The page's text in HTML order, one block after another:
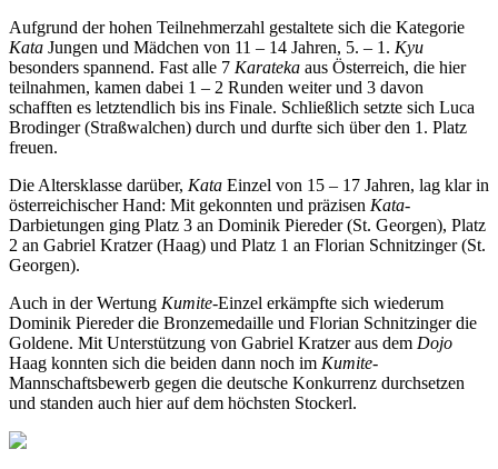
Aufgrund der hohen Teilnehmerzahl gestaltete sich die Kategorie
Kata Jungen und Mädchen von 11 – 14 Jahren, 5. – 1. Kyu
besonders spannend. Fast alle 7 Karateka aus Österreich, die hier
teilnahmen, kamen dabei 1 – 2 Runden weiter und 3 davon
schafften es letztendlich bis ins Finale. Schließlich setzte sich Luca
Brodinger (Straßwalchen) durch und durfte sich über den 1. Platz
freuen.
Die Altersklasse darüber, Kata Einzel von 15 – 17 Jahren, lag klar in
österreichischer Hand: Mit gekonnten und präzisen Kata-
Darbietungen ging Platz 3 an Dominik Piereder (St. Georgen), Platz
2 an Gabriel Kratzer (Haag) und Platz 1 an Florian Schnitzinger (St.
Georgen).
Auch in der Wertung Kumite-Einzel erkämpfte sich wiederum
Dominik Piereder die Bronzemedaille und Florian Schnitzinger die
Goldene. Mit Unterstützung von Gabriel Kratzer aus dem Dojo
Haag konnten sich die beiden dann noch im Kumite-
Mannschaftsbewerb gegen die deutsche Konkurrenz durchsetzen
und standen auch hier auf dem höchsten Stockerl.